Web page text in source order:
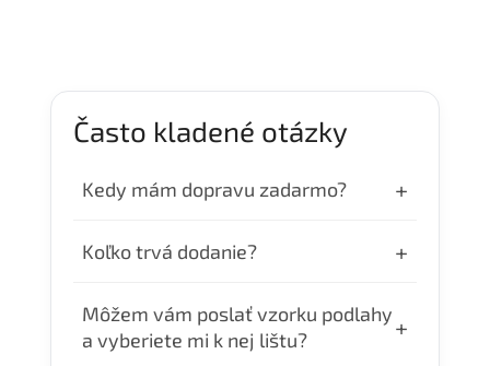
Často kladené otázky
Kedy mám dopravu zadarmo? +
Dopravu zdarma máte pri objednávke nad
Koľko trvá dodanie? +
Objednávky uhradené do 10:00 odosielame
ešte v ten deň. Doručenie je v pracovné 24–
48 hodín.
Môžem vám poslať vzorku podlahy
a vyberiete mi k nej lištu?
+